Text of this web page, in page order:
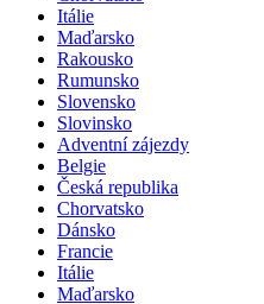
Itálie
Maďarsko
Rakousko
Rumunsko
Slovensko
Slovinsko
Adventní zájezdy
Belgie
Česká republika
Chorvatsko
Dánsko
Francie
Itálie
Maďarsko